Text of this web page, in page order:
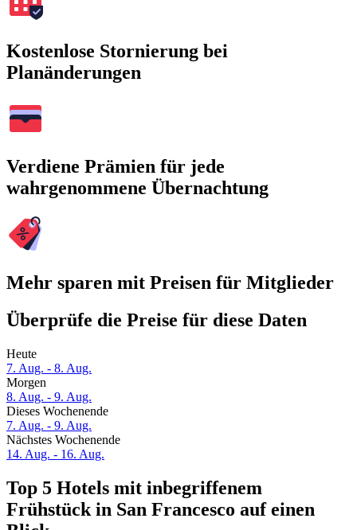
Kostenlose Stornierung bei
Planänderungen
Verdiene Prämien für jede
wahrgenommene Übernachtung
Mehr sparen mit Preisen für Mitglieder
Überprüfe die Preise für diese Daten
Heute
7. Aug. - 8. Aug.
Morgen
8. Aug. - 9. Aug.
Dieses Wochenende
7. Aug. - 9. Aug.
Nächstes Wochenende
14. Aug. - 16. Aug.
Top 5 Hotels mit inbegriffenem
Frühstück in San Francesco auf einen